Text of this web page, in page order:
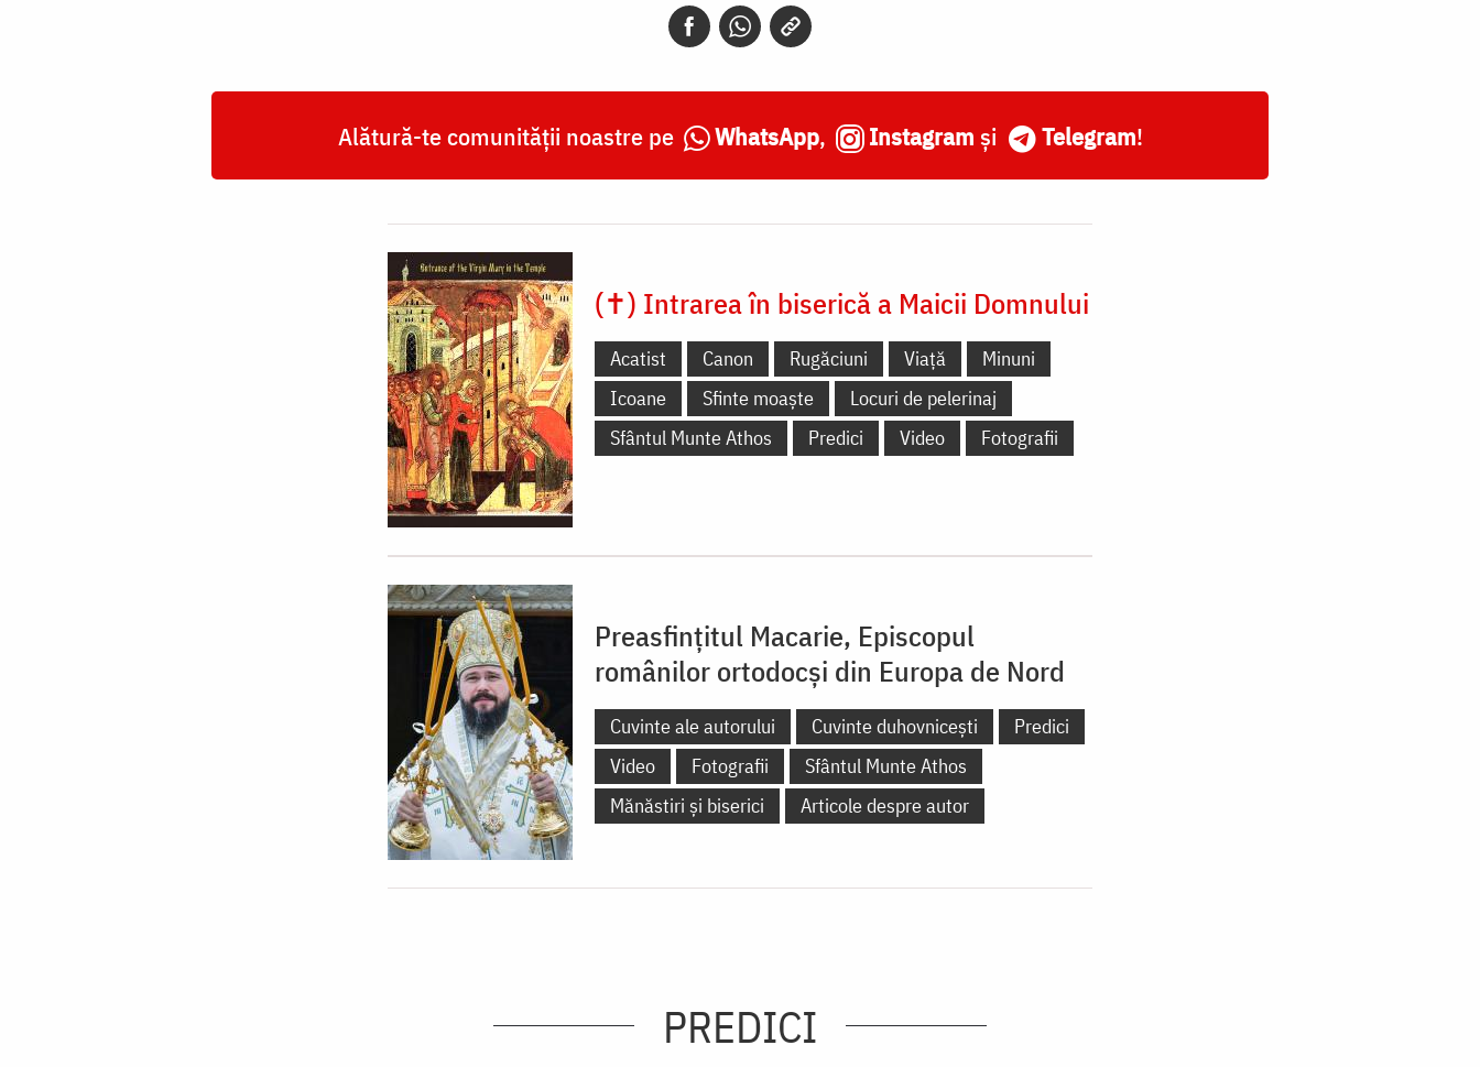
Alătură-te comunității noastre pe WhatsApp, Instagram și Telegram!
(✝) Intrarea în biserică a Maicii Domnului
Acatist Canon Rugăciuni Viață
Minuni
Icoane
Sfinte moaște
Locuri de pelerinaj
Sfântul Munte Athos
Predici Video Fotografii
Preasfințitul Macarie, Episcopul
românilor ortodocși din Europa de Nord
Cuvinte ale autorului Cuvinte duhovnicești
Predici
Video
Fotografii
Sfântul Munte Athos
Mănăstiri și biserici
Articole despre autor
PREDICI